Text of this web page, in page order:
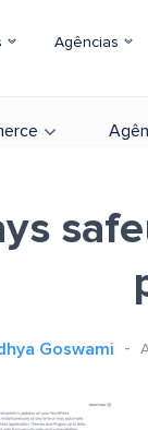
Agências
Goswami